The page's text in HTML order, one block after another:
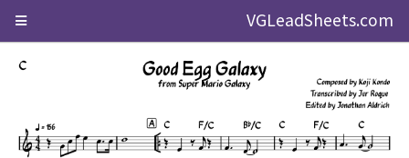
VGLeadSheets.com